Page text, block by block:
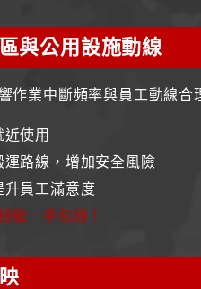
與公用設施動線
作業中斷頻率與員工動線合
近使用
運路線，增加安全風險
升員工滿意度
驗一手包辦！